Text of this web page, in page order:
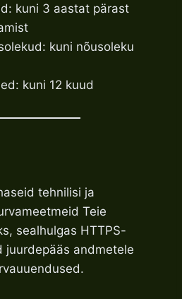
kuni 3 aastat pärast
kuni nõusoleku
kuni 12 kuud
tehnilisi ja
Teie
sealhulgas HTTPS-
juurdepääs andmetele